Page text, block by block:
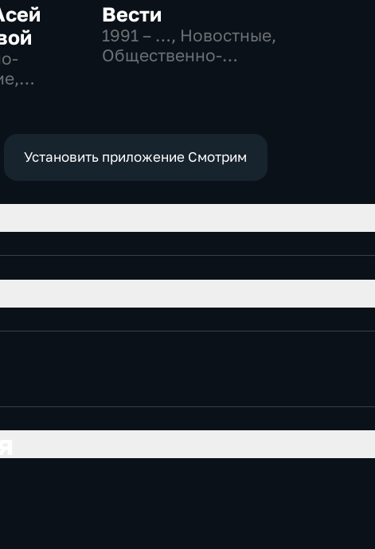
Вести
1991 – …, Новостные,
Общественно-
Установить приложение Смотрим